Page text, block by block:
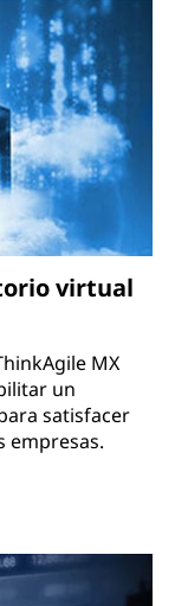
virtual
MX
un
satisfacer
empresas.